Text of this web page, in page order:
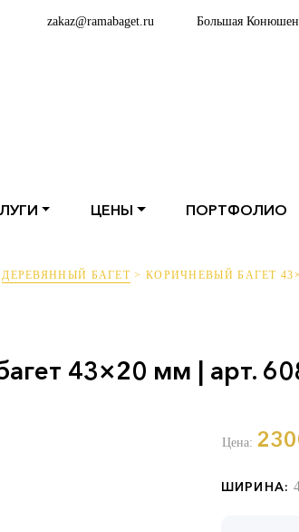
zakaz@ramabaget.ru Большая
ЦЕНЫ ПОРТФОЛИО
ДЕРЕВЯННЫЙ БАГЕТ > КОРИЧНЕВЫЙ БАГЕТ
43×20 мм | арт.
Цена:
ШИРИНА: